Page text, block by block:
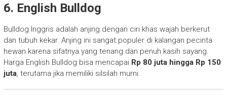
6. English Bulldog
Bulldog Inggris adalah anjing dengan ciri khas wajah berkerut
dan tubuh kekar. Anjing ini sangat populer di kalangan pecinta
hewan karena sifatnya yang tenang dan penuh kasih sayang.
Harga English Bulldog bisa mencapai Rp 80 juta hingga Rp 150
juta, terutama jika memiliki silsilah murni.